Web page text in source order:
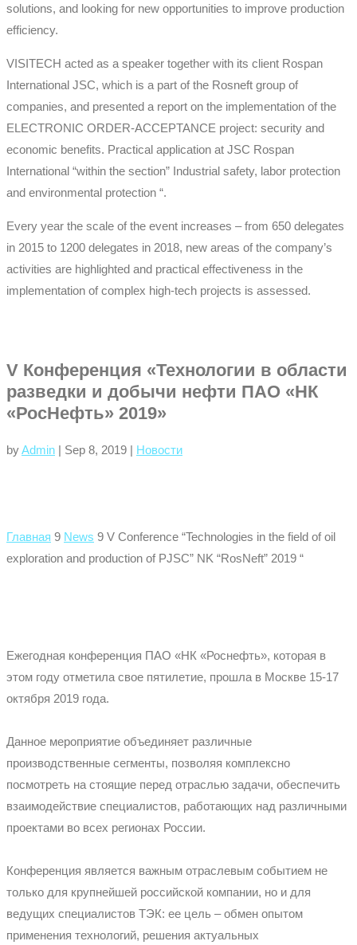
solutions, and looking for new opportunities to improve production
efficiency.
VISITECH acted as a speaker together with its client Rospan
International JSC, which is a part of the Rosneft group of
companies, and presented a report on the implementation of the
ELECTRONIC ORDER-ACCEPTANCE project: security and
economic benefits. Practical application at JSC Rospan
International “within the section” Industrial safety, labor protection
and environmental protection “.
Every year the scale of the event increases – from 650 delegates
in 2015 to 1200 delegates in 2018, new areas of the company’s
activities are highlighted and practical effectiveness in the
implementation of complex high-tech projects is assessed.
V Конференция «Технологии в области
разведки и добычи нефти ПАО «НК
«РосНефть» 2019»
byAdmin | Sep 8, 2019 | Новости
Главная 9 News 9 V Conference “Technologies in the field of oil
exploration and production of PJSC” NK “RosNeft” 2019 “
Ежегодная конференция ПАО «НК «Роснефть», которая в
этом году отметила свое пятилетие, прошла в Москве 15-17
октября 2019 года.
Данное мероприятие объединяет различные
производственные сегменты, позволяя комплексно
посмотреть на стоящие перед отраслью задачи, обеспечить
взаимодействие специалистов, работающих над различными
проектами во всех регионах России.
Конференция является важным отраслевым событием не
только для крупнейшей российской компании, но и для
ведущих специалистов ТЭК: ее цель – обмен опытом
применения технологий, решения актуальных